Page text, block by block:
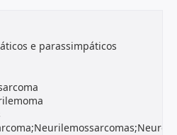
e parassimpáticos